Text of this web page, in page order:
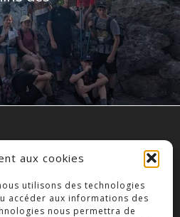
aux cookies
utilisons des technologies
accéder aux informations des
nous permettra de